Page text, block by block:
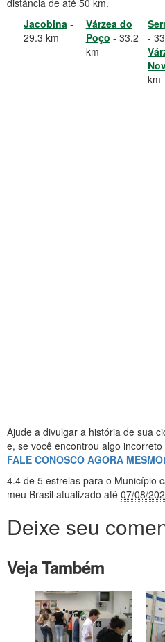
distância de até 50 km.
Jacobina -
29.3 km
Várzea do
Poço - 33.2
km
-
km
Ajude a divulgar a história de sua
e, se você encontrou algo
FALE CONOSCO AGORA MESMO!
4.4 de 5 estrelas para o Município
meu Brasil atualizado até 07/08/
Deixe seu
Veja Também